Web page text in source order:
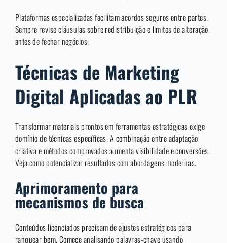
Plataformas especializadas facilitam acordos seguros entre partes.
Sempre revise cláusulas sobre redistribuição e limites de alteração
antes de fechar negócios.
Técnicas de Marketing
Digital Aplicadas ao PLR
Transformar materiais prontos em ferramentas estratégicas exige
domínio de técnicas específicas. A combinação entre adaptação
criativa e métodos comprovados aumenta visibilidade e conversões.
Veja como potencializar resultados com abordagens modernas.
Aprimoramento para
mecanismos de busca
Conteúdos licenciados precisam de ajustes estratégicos para
ranquear bem. Comece analisando palavras-chave usando